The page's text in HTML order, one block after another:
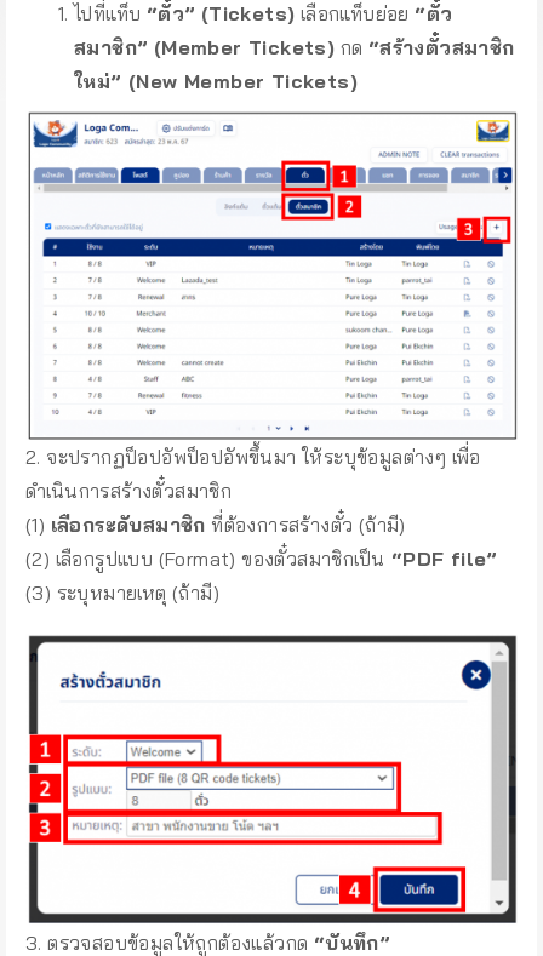
ไปที่แท็บ “ตั๋ว” (Tickets) เลือกแท็บย่อย “ตั๋ว
สมาชิก” (Member Tickets) กด “สร้างตั๋วสมาชิก
ใหม่” (New Member Tickets)
2. จะปรากฏป็อปอัพป็อปอัพขึ้นมา ให้ระบุข้อมูลต่างๆ เพื่อ
ดำเนินการสร้างตั๋วสมาชิก
(1) เลือกระดับสมาชิก ที่ต้องการสร้างตั๋ว (ถ้ามี)
(2) เลือกรูปแบบ (Format) ของตั๋วสมาชิกเป็น “PDF file”
(3) ระบุหมายเหตุ (ถ้ามี)
3. ตรวจสอบข้อมูลให้ถูกต้องแล้วกด “บันทึก”